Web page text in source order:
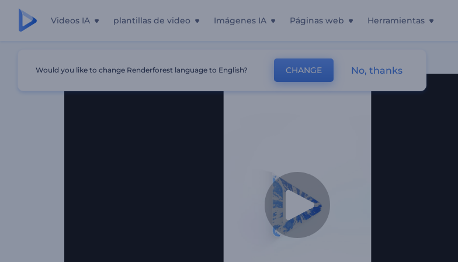
Videos IA plantillas de video Imágenes IA Páginas web Herramientas
Would you like to change Renderforest language to English? CHANGE No, thanks